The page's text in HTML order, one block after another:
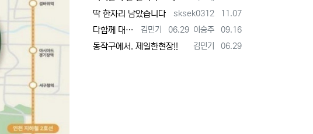
등록자
sksek0312 등록일
11.07
딱 한자리 남았습니다
등록자
이승주 등록일
09.16
등록자
김민기 등록일
06.29
다함께 대박납니다.
등록자
김민기 등록일
06.29
동작구에서. 제일한현장!!